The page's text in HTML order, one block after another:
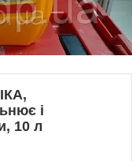
і
10 л